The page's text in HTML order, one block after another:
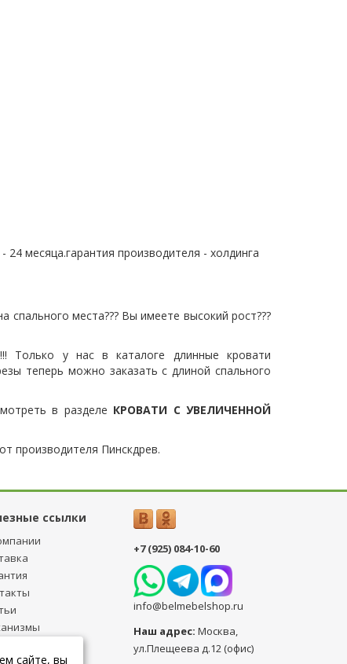
месяца.гарантия производителя - холдинга
места??? Вы имеете высокий рост???
Только у нас в каталоге длинные кровати
теперь можно заказать с длиной спального
в разделе КРОВАТИ С УВЕЛИЧЕННОЙ
производителя Пинскдрев.
ссылки
+7 (925) 084-10-60
info@belmebelshop.ru
Наш адрес: Москва
ул.Плещеева д.12 (офис)
сайте, вы